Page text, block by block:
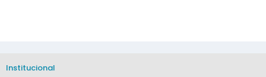
Institucional